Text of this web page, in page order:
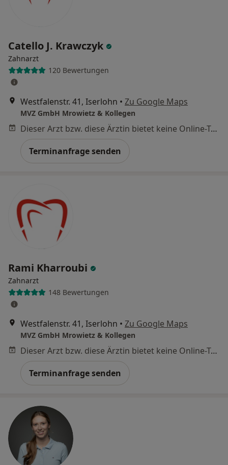
Catello J. Krawczyk
Zahnarzt
120 Bewertungen
Westfalenstr. 41, Iserlohn • Zu Google Maps
MVZ GmbH Mrowietz & Kollegen
Dieser Arzt bzw. diese Ärztin bietet keine Online-Terminbuchung an diesem Standort an.
Terminanfrage senden
Rami Kharroubi
Zahnarzt
148 Bewertungen
Westfalenstr. 41, Iserlohn • Zu Google Maps
MVZ GmbH Mrowietz & Kollegen
Dieser Arzt bzw. diese Ärztin bietet keine Online-Terminbuchung an diesem Standort an.
Terminanfrage senden